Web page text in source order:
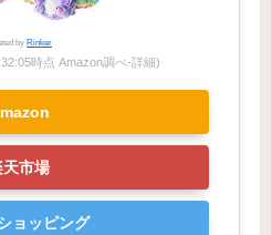
byRinker
時点 Amazon調べ-詳細)
天市場
ョッピング